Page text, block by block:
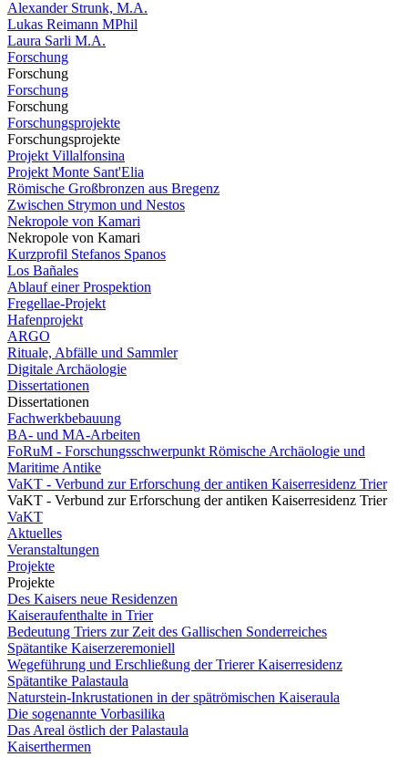
Alexander Strunk, M.A.
Lukas Reimann MPhil
Laura Sarli M.A.
Forschung
Forschung
Forschung
Forschung
Forschungsprojekte
Forschungsprojekte
Projekt Villalfonsina
Projekt Monte Sant'Elia
Römische Großbronzen aus Bregenz
Zwischen Strymon und Nestos
Nekropole von Kamari
Nekropole von Kamari
Kurzprofil Stefanos Spanos
Los Bañales
Ablauf einer Prospektion
Fregellae-Projekt
Hafenprojekt
ARGO
Rituale, Abfälle und Sammler
Digitale Archäologie
Dissertationen
Dissertationen
Fachwerkbebauung
BA- und MA-Arbeiten
FoRuM - Forschungsschwerpunkt Römische Archäologie und
Maritime Antike
VaKT - Verbund zur Erforschung der antiken Kaiserresidenz Trier
VaKT - Verbund zur Erforschung der antiken Kaiserresidenz Trier
VaKT
Aktuelles
Veranstaltungen
Projekte
Projekte
Des Kaisers neue Residenzen
Kaiseraufenthalte in Trier
Bedeutung Triers zur Zeit des Gallischen Sonderreiches
Spätantike Kaiserzeremoniell
Wegeführung und Erschließung der Trierer Kaiserresidenz
Spätantike Palastaula
Naturstein-Inkrustationen in der spätrömischen Kaiseraula
Die sogenannte Vorbasilika
Das Areal östlich der Palastaula
Kaiserthermen